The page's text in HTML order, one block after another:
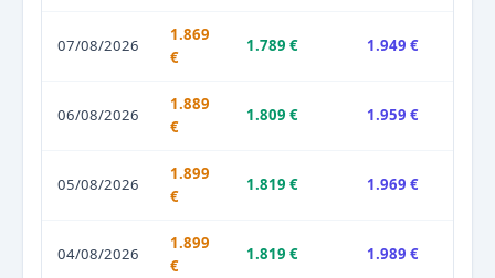
07/08/2026
1.869
€
1.789 € 1.949 €
06/08/2026
1.889
€
1.809 € 1.959 €
05/08/2026
1.899
€
1.819 € 1.969 €
04/08/2026
1.899
€
1.819 € 1.989 €